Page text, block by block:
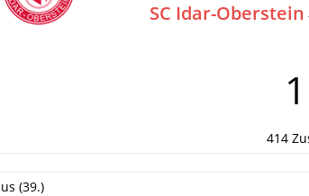
SC Idar-Oberstein
414
(39.)